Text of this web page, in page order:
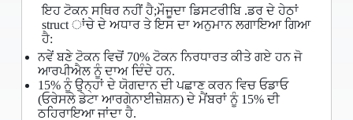
ਇਹ ਟੋਕਨ ਸਥਿਰ ਨਹੀਂ ਹੈ;ਮੌਜੂਦਾ ਡਿਸਟਰੀਬਿ .ਡਰ ਦੇ ਹੇਠਾਂ
struct ਾਂਚੇ ਦੇ ਅਧਾਰ ਤੇ ਇਸ ਦਾ ਅਨੁਮਾਨ ਲਗਾਇਆ ਗਿਆ
ਹੈ:
ਨਵੇਂ ਬਣੇ ਟੋਕਨ ਵਿਚੋਂ 70% ਟੋਕਨ ਨਿਰਧਾਰਤ ਕੀਤੇ ਗਏ ਹਨ ਜੋ
ਆਰਪੀਐਲ ਨੂੰ ਦਾਅ ਦਿੰਦੇ ਹਨ.
15% ਨੂੰ ਉਨ੍ਹਾਂ ਦੇ ਯੋਗਦਾਨ ਦੀ ਪਛਾਣ ਕਰਨ ਵਿਚ ਓਡਾਓ
(ਓਰੇਸਲੇ ਡੇਟਾ ਆਰਗੇਨਾਈਜ਼ੇਸ਼ਨ) ਦੇ ਮੈਂਬਰਾਂ ਨੂੰ 15% ਦੀ
ਠਹਿਰਾਇਆ ਜਾਂਦਾ ਹੈ.